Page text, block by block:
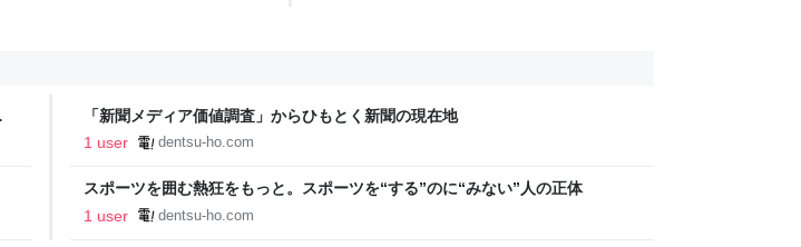
「新聞メディア価値調査」からひもとく新聞の現在地
1 user
dentsu-ho.com
スポーツを囲む熱狂をもっと。スポーツを“する”のに“みない”人の正体
1 user
dentsu-ho.com